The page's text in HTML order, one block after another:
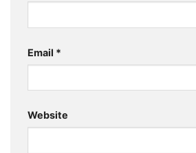
Email *
Website